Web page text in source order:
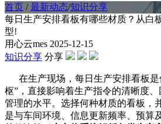
首页 /最新动态/知识分享
每日生产安排看板有哪些材质？从白
型!
用心云mes 2025-12-15
知识分享 分享
在生产现场，每日生产安排看板是
枢”，直接影响着生产指令的清晰度
管理的水平。选择何种材质的看板，
是与车间环境、信息更新频率、预算